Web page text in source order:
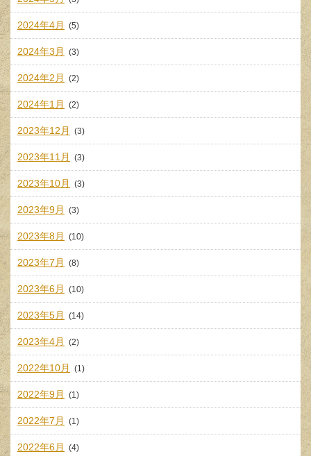
2024年4月 (5)
2024年3月 (3)
2024年2月 (2)
2024年1月 (2)
2023年12月 (3)
2023年11月 (3)
2023年10月 (3)
2023年9月 (3)
2023年8月 (10)
2023年7月 (8)
2023年6月 (10)
2023年5月 (14)
2023年4月 (2)
2022年10月 (1)
2022年9月 (1)
2022年7月 (1)
2022年6月 (4)